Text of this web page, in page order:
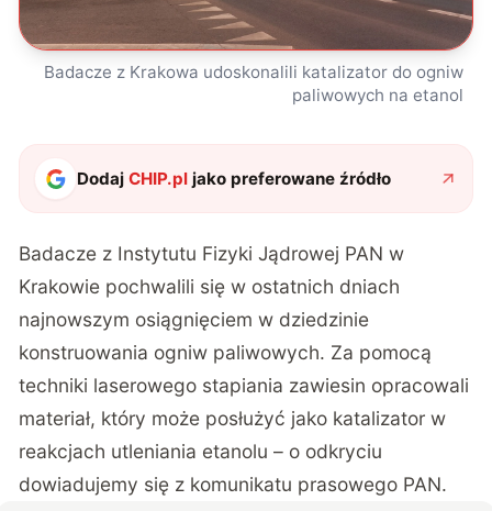
Badacze z Krakowa udoskonalili katalizator do ogniw
paliwowych na etanol
DodajCHIP.pl jako preferowane źródło
Badacze z Instytutu Fizyki Jądrowej PAN w
Krakowie pochwalili się w ostatnich dniach
najnowszym osiągnięciem w dziedzinie
konstruowania ogniw paliwowych. Za pomocą
techniki laserowego stapiania zawiesin opracowali
materiał, który może posłużyć jako katalizator w
reakcjach utleniania etanolu – o odkryciu
dowiadujemy się z komunikatu prasowego PAN.